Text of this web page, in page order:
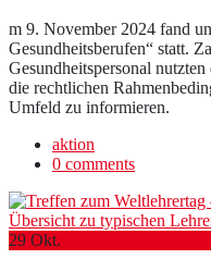
m 9. November 2024 fand
Gesundheitsberufen“ statt.
Gesundheitspersonal
die rechtlichen
Umfeld zu informieren.
aktion
0 comments
29 Okt.